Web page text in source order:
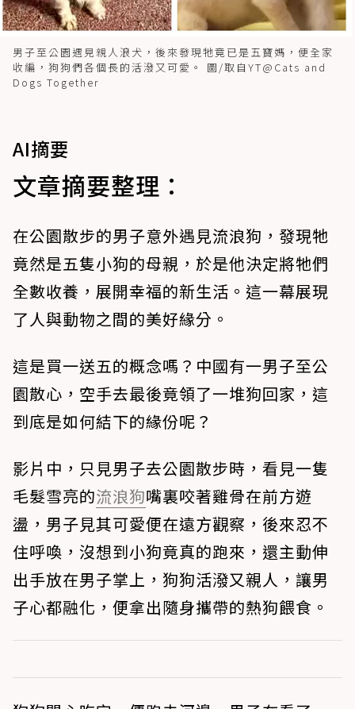
男子至公園遇見親人浪犬，後來發現牠竟已是五寶媽，便全家
收編，狗狗們各個長的活潑又可愛。 圖/取自YT@Cats and
Dogs Together
AI摘要
文章摘要整理：
在公園散步的男子意外遇見流浪狗，發現牠
竟然是五隻小狗的母親，於是他決定將牠們
全數收養，展開幸福的新生活。這一幕展現
了人與動物之間的美好緣分。
這是買一送五的概念嗎？中國有一男子至公
園散心，空手去最後竟領了一堆狗回家，這
到底是如何結下的緣份呢？
影片中，只見男子去公園散步時，看見一隻
毛髮雪亮的流浪狗嘴裏咬著雞骨在前方遊
盪，男子見其可愛便在遠方觀察，後來忍不
住呼喚，沒想到小狗竟真的跑來，還主動伸
出手放在男子掌上，狗狗活潑又親人，讓男
子心都融化，便拿出隨身攜帶的熱狗餵食。